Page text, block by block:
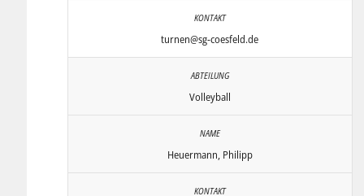
turnen@sg-coesfeld.de
Volleyball
Heuermann, Philipp